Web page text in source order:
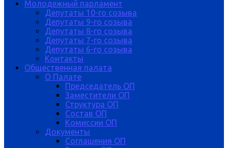
Молодежный парламент
Депутаты 10-го созыва
Депутаты 9-го созыва
Депутаты 8-го созыва
Депутаты 7-го созыва
Депутаты 6-го созыва
Контакты
Общественная палата
О Палате
Председатель ОП
Заместители ОП
Структура ОП
Состав ОП
Комиссии ОП
Документы
Соглашения ОП